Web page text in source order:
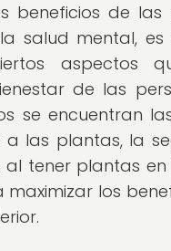
beneficios de
salud mental, es
aspectos
de las
se encuentran
a las plantas, la
tener plantas en
maximizar los